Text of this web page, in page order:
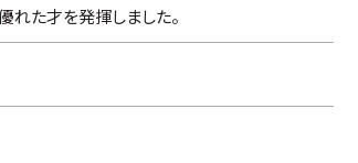
れた才を発揮しました。